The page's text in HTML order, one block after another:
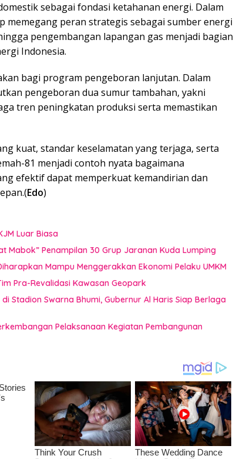
sebagai fondasi ketahanan energi. Dalam
memegang peran strategis sebagai sumber energi
pengembangan lapangan gas menjadi bagian
Indonesia.
bagi program pengeboran lanjutan. Dalam
pengeboran dua sumur tambahan, yakni
tren peningkatan produksi serta memastikan
kuat, standar keselamatan yang terjaga, serta
81 menjadi contoh nyata bagaimana
efektif dapat memperkuat kemandirian dan
Edo)
Luar Biasa
Mabok” Penampilan 30 Grup Jaranan Kuda Lumping
Mampu Menggerakkan Ekonomi Pelaku UMKM
Pra-Revalidasi Kawasan Geopark
Stadion Swarna Bhumi, Gubernur Al Haris Siap Berlaga
Pelaksanaan Kegiatan Pembangunan